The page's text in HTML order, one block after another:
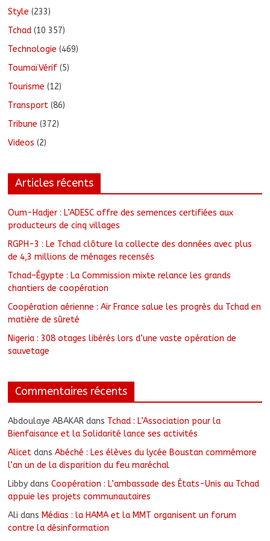
Style (233)
Tchad (10 357)
Technologie (469)
ToumaïVérif (5)
Tourisme (12)
Transport (86)
Tribune (372)
Videos (2)
Articles récents
Oum-Hadjer : L’ADESC offre des semences certifiées aux
producteurs de cinq villages
RGPH-3 : Le Tchad clôture la collecte des données avec plus
de 4,3 millions de ménages recensés
Tchad–Égypte : La Commission mixte relance les grands
chantiers de coopération
Coopération aérienne : Air France salue les progrès du Tchad en
matière de sûreté
Nigeria : 308 otages libérés lors d’une vaste opération de
sauvetage
Commentaires récents
Abdoulaye ABAKAR dans Tchad : L’Association pour la
Bienfaisance et la Solidarité lance ses activités
Alicet dansAbéché : Les élèves du lycée Boustan commémore
l’an un de la disparition du feu maréchal
Libby dansCoopération : L’ambassade des États-Unis au Tchad
appuie les projets communautaires
Ali dans Médias : la HAMA et la MMT organisent un forum
contre la désinformation